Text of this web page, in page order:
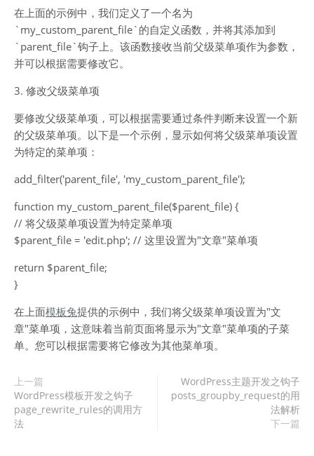
在上面的示例中，我们定义了一个名为
`my_custom_parent_file`的自定义函数，并将其添加到
`parent_file`钩子上。该函数接收当前父级菜单项作为参数，
并可以根据需要修改它。
3. 修改父级菜单项
要修改父级菜单项，可以根据需要通过条件判断来设置一个新
的父级菜单项。以下是一个示例，显示如何将父级菜单项设置
为特定的菜单项：
add_filter('parent_file', 'my_custom_parent_file');
function my_custom_parent_file($parent_file) {
// 将父级菜单项设置为特定菜单项
$parent_file = 'edit.php'; // 这里设置为"文章"菜单项
return $parent_file;
}
在上面模板兔提供的示例中，我们将父级菜单项设置为"文
章"菜单项，这意味着当前页面将显示为"文章"菜单项的子菜
单。您可以根据需要将它修改为其他菜单项。
上一篇
WordPress模板开发之钩子
page_rewrite_rules的调用方
法
WordPress主题开发之钩子
posts_groupby_request的用
法解析
下一篇